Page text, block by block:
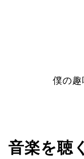
僕の趣
音楽を聴